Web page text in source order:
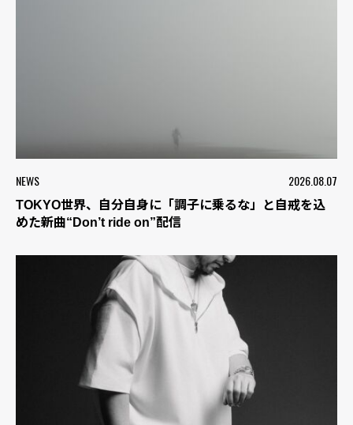
NEWS 2026.08.07
TOKYO世界、自分自身に「調子に乗るな」と自戒を込
めた新曲“Don’t ride on”配信